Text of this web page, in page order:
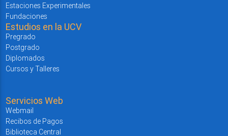
Estaciones Experimentales
Fundaciones
Estudios en la UCV
Pregrado
Postgrado
Diplomados
Cursos y Talleres
Servicios Web
Webmail
Recibos de Pagos
Biblioteca Central